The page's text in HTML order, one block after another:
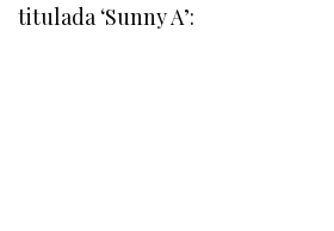
titulada ‘Sunny A’: